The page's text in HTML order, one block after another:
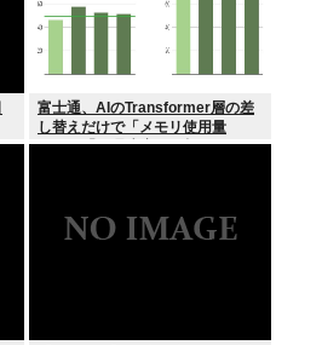
富士通、AIのTransformer層の差
し替えだけで「メモリ使用量
1/10」「処理速度475倍」になる